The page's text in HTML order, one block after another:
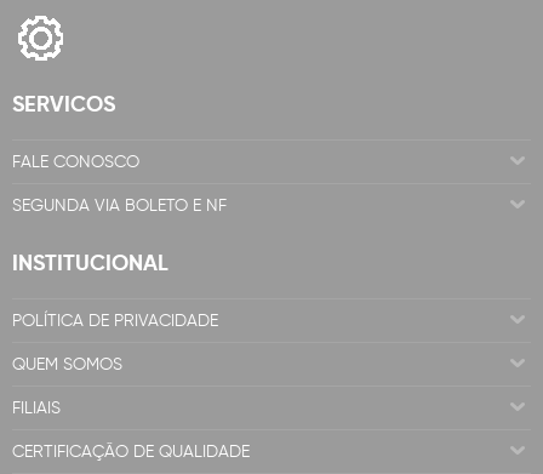
SERVICOS
FALE CONOSCO
SEGUNDA VIA BOLETO E NF
INSTITUCIONAL
POLÍTICA DE PRIVACIDADE
QUEM SOMOS
FILIAIS
CERTIFICAÇÃO DE QUALIDADE